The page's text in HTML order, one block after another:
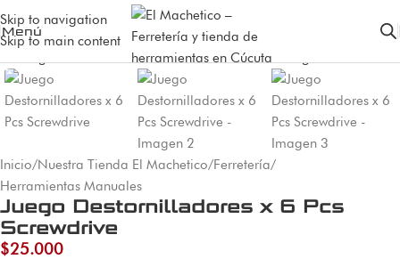
Skip to navigation
Skip to main content
Menú
Inicio/Nuestra Tienda El Machetico/Ferretería/
Herramientas Manuales
Juego Destornilladores x 6 Pcs
Screwdrive
$25.000